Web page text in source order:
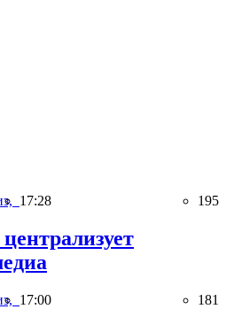
17:28 195
17:00 181